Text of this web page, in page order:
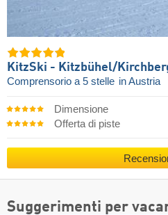
KitzSki - Kitzbühel/​
Comprensorio a 5 stelle in Austria
Dimensione
Offerta di piste
Suggerimenti per